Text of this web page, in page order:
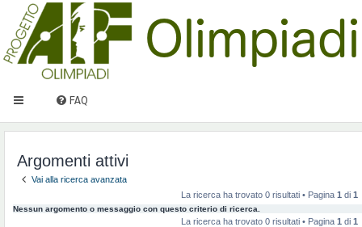
FAQ
Argomenti attivi
Vai alla ricerca avanzata
La ricerca ha trovato 0 risultati • Pagina 1 di 1
Nessun argomento o messaggio con questo criterio di ricerca.
La ricerca ha trovato 0 risultati • Pagina 1 di 1